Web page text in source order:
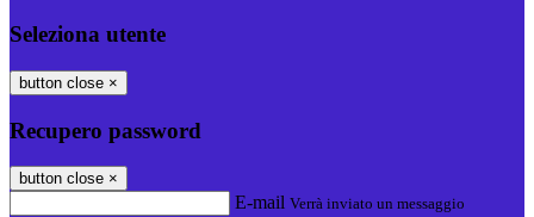
Seleziona utente
button close ×
Recupero password
button close ×
E-mail Verrà inviato un messaggio